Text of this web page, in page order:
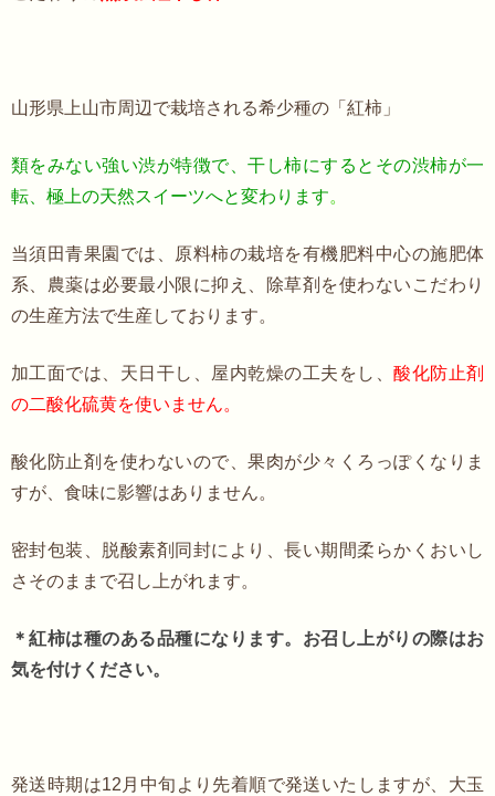
山形県上山市周辺で栽培される希少種の「紅柿」
類をみない強い渋が特徴で、干し柿にするとその渋柿が一
転、極上の天然スイーツへと変わります。
当須田青果園では、原料柿の栽培を有機肥料中心の施肥体
系、農薬は必要最小限に抑え、除草剤を使わないこだわり
の生産方法で生産しております。
加工面では、天日干し、屋内乾燥の工夫をし、酸化防止剤
の二酸化硫黄を使いません。
酸化防止剤を使わないので、果肉が少々くろっぽくなりま
すが、食味に影響はありません。
密封包装、脱酸素剤同封により、長い期間柔らかくおいし
さそのままで召し上がれます。
＊紅柿は種のある品種になります。お召し上がりの際はお
気を付けください。
発送時期は12月中旬より先着順で発送いたしますが、大玉